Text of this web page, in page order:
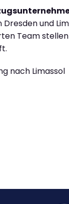
und
Team
nach Limassol